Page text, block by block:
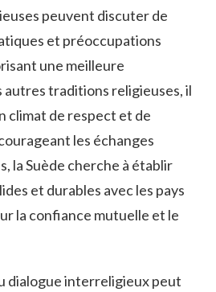
peuvent discuter de‌
et préoccupations
une meilleure
autres traditions religieuses, il
climat ‍de respect ‌et de
les échanges
‍la​ Suède cherche⁢ à ⁤établir
et ‌durables avec ‌les pays
la confiance mutuelle et⁤ le
dialogue interreligieux peut